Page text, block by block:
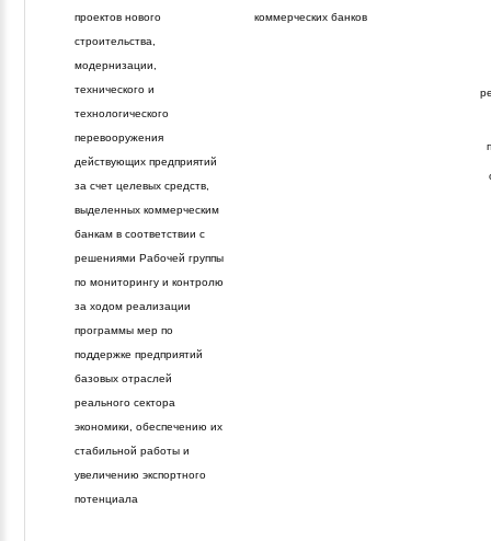
проектов нового
строительства,
модернизации,
технического и
технологического
перевооружения
действующих предприятий
за счет целевых средств,
выделенных коммерческим
банкам в соответствии с
решениями Рабочей группы
по мониторингу и контролю
за ходом реализации
программы мер по
поддержке предприятий
базовых отраслей
реального сектора
экономики, обеспечению их
стабильной работы и
увеличению экспортного
потенциала
коммерческих банков